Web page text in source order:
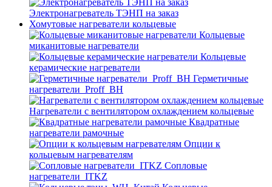
Электронагреватель ТЭНП на заказ
Хомутовые нагреватели кольцевые
Кольцевые
миканитовые нагреватели
Кольцевые
керамические нагреватели
Герметичные
нагреватели_Proff_BH
Нагреватели с вентилятором охлаждением кольцевые
Квадратные
нагреватели рамочные
Опции к
кольцевым нагревателям
Cопловые
нагреватели_ITKZ